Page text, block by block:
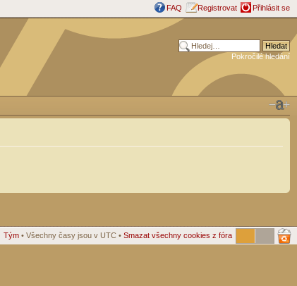
FAQ Registrovat Přihlásit se
Pokročilé hledání
Tým • Všechny časy jsou v UTC • Smazat všechny cookies z fóra